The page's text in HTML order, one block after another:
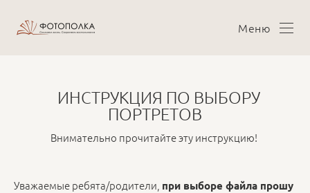
Меню
ИНСТРУКЦИЯ ПО ВЫБОРУ
ПОРТРЕТОВ
Внимательно прочитайте эту инструкцию!
Уважаемые ребята/родители, при выборе файла прошу